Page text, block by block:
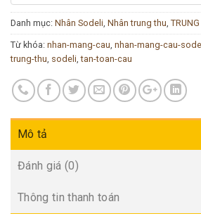
Danh mục: Nhân Sodeli Nhân trung thu
Từ khóa: nhan-mang-cau nhan-mang-cau-
trung-thu sodeli ,tan-toan-cau
Mô tả
Đánh giá (0)
Thông tin thanh toán